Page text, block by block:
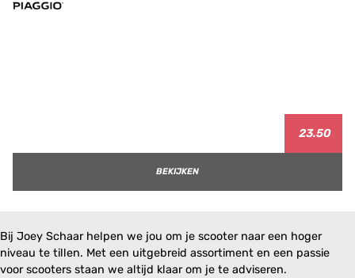
23.50
BEKIJKEN
Bij Joey Schaar helpen we jou om je scooter naar een hoger
niveau te tillen. Met een uitgebreid assortiment en een passie
voor scooters staan we altijd klaar om je te adviseren.